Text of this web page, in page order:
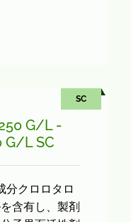
G/L -
G/L SC
分クロロタロ
含有し、製剤
SC